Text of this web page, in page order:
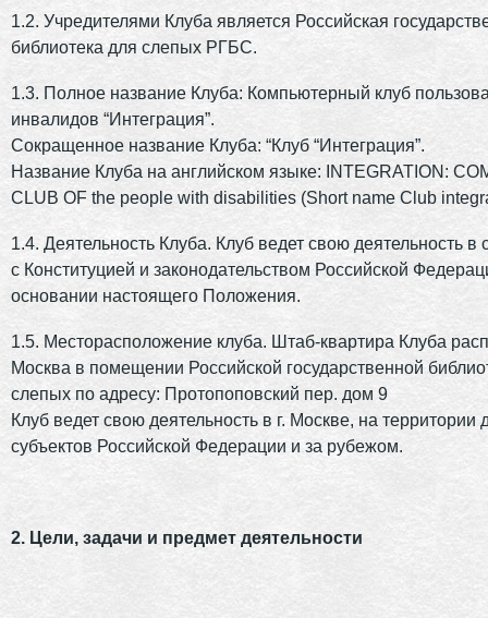
1.2. Учредителями Клуба является Российская
библиотека для слепых РГБС.
1.3. Полное название Клуба: Компьютерный клуб
инвалидов “Интеграция”.
Сокращенное название Клуба: “Клуб “Интеграция”.
Название Клуба на английском языке: INTEGRATION:
CLUB OF the people with disabilities (Short name Club
1.4. Деятельность Клуба. Клуб ведет свою деятельность в
с Конституцией и законодательством Российской
основании настоящего Положения.
1.5. Месторасположение клуба. Штаб-квартира Клуба
Москва в помещении Российской государственной
слепых по адресу: Протопоповский пер. дом 9
Клуб ведет свою деятельность в г. Москве, на территории
субъектов Российской Федерации и за рубежом.
2. Цели, задачи и предмет деятельности